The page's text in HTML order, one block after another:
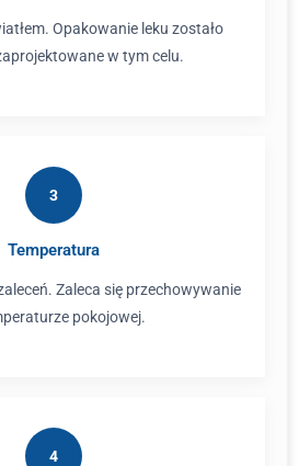
Opakowanie leku zostało
w tym celu.
3
Temperatura
Zaleca się przechowywanie
pokojowej.
4